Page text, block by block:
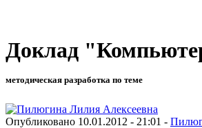
Доклад
методическая разработка по теме
Опубликовано 10.01.2012 - 21:01 -